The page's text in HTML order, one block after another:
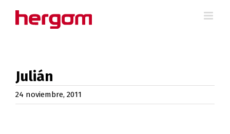
Julián
24 noviembre, 2011